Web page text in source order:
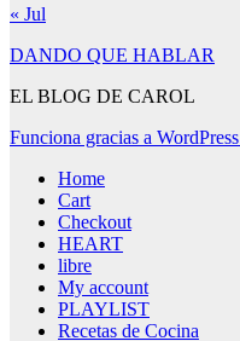
« Jul
DANDO QUE HABLAR
EL BLOG DE CAROL
Funciona gracias a WordPress
Home
Cart
Checkout
HEART
libre
My account
PLAYLIST
Recetas de Cocina